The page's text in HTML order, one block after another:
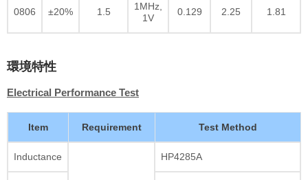
0806 ±20% 1.5
1MHz,
1V
0.129 2.25 1.81
環境特性
Electrical Performance Test
Item Requirement Test Method
Inductance HP4285A